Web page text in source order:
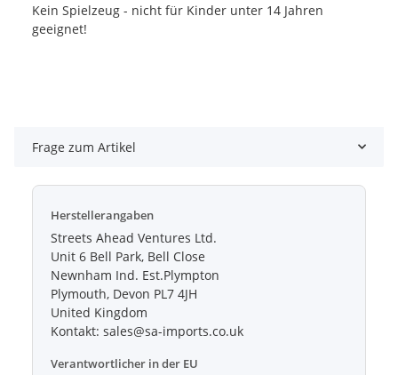
Kein Spielzeug - nicht für Kinder unter 14 Jahren
geeignet!
Frage zum Artikel
Herstellerangaben
Streets Ahead Ventures Ltd.
Unit 6 Bell Park, Bell Close
Newnham Ind. Est.Plympton
Plymouth, Devon PL7 4JH
United Kingdom
Kontakt: sales@sa-imports.co.uk
Verantwortlicher in der EU